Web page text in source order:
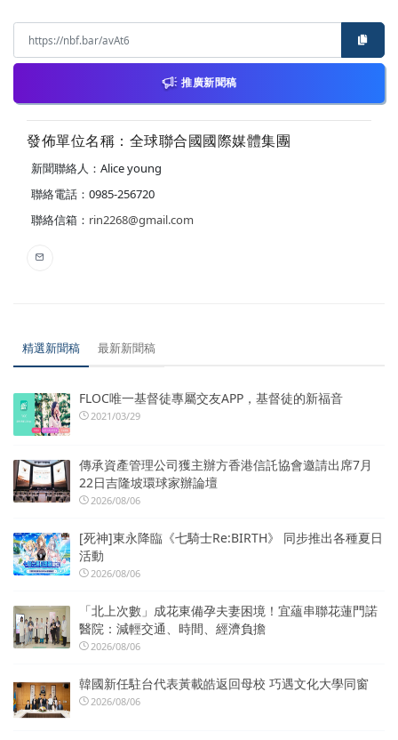
推廣新聞稿
發佈單位名稱：全球聯合國國際媒體集團
新聞聯絡人：Alice young
聯絡電話：0985-256720
聯絡信箱： rin2268@gmail.com
精選新聞稿 最新新聞稿
FLOC唯一基督徒專屬交友APP，基督徒的新福音
2021/03/29
傳承資產管理公司獲主辦方香港信託協會邀請出席7月
22日吉隆坡環球家辦論壇
2026/08/06
[死神]東永降臨《七騎士Re:BIRTH》 同步推出各種夏日
活動
2026/08/06
「北上次數」成花東備孕夫妻困境！宜蘊串聯花蓮門諾
醫院：減輕交通、時間、經濟負擔
2026/08/06
韓國新任駐台代表黃載皓返回母校 巧遇文化大學同窗
2026/08/06